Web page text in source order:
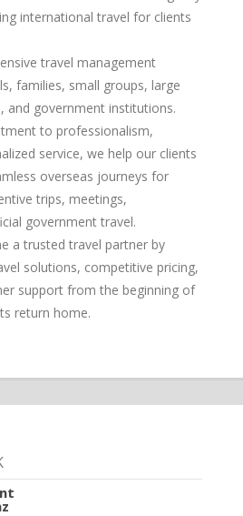
international travel for clients
travel management
families, small groups, large
and government institutions.
to professionalism,
service, we help our clients
overseas journeys for
trips, meetings,
government travel.
a trusted travel partner by
solutions, competitive pricing,
support from the beginning of
return home.